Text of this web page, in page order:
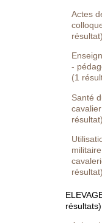
Actes
résultat)
-
(1
Santé
cavalier
résultat)
résultat)
résultats)